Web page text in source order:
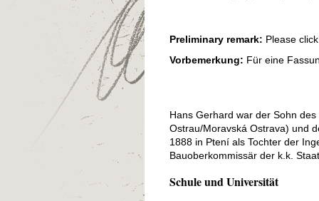
Preliminary remark: Please
Vorbemerkung: Für eine
Hans Gerhard war der Sohn
Ostrau/Moravská Ostrava) und
1888 in Ptení als Tochter der
Bauoberkommissär der k.k.
Schule und Universität